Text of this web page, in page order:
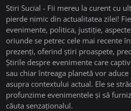
Stiri Sucial - Fii mereu la curent cu
pierde nimic din actualitatea zilei!
evenimente, politica, justiție,
oriunde se petrec cele mai recente
prezenți, oferind știri proaspete,
Știrile despre evenimente care
sau chiar întreaga planetă vor
asupra contextului actual. Ele se
profunzime evenimentele și să
căuta senzaționalul.